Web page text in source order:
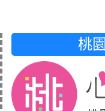
桃